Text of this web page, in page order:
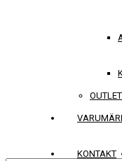
OUTLET
KONTAKT